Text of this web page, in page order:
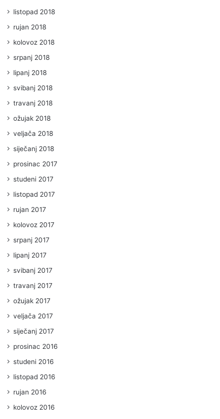
listopad 2018
rujan 2018
kolovoz 2018
srpanj 2018
lipanj 2018
svibanj 2018
travanj 2018
ožujak 2018
veljača 2018
siječanj 2018
prosinac 2017
studeni 2017
listopad 2017
rujan 2017
kolovoz 2017
srpanj 2017
lipanj 2017
svibanj 2017
travanj 2017
ožujak 2017
veljača 2017
siječanj 2017
prosinac 2016
studeni 2016
listopad 2016
rujan 2016
kolovoz 2016